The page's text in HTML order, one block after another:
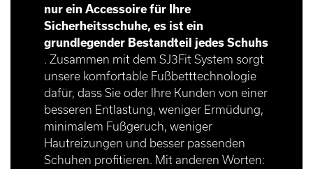
nur ein Accessoire für Ihre
Sicherheitsschuhe, es ist ein
grundlegender Bestandteil jedes Schuhs
. Zusammen mit dem SJ3Fit System sorgt
unsere komfortable Fußbetttechnologie
dafür, dass Sie oder Ihre Kunden von einer
besseren Entlastung, weniger Ermüdung,
minimalem Fußgeruch, weniger
Hautreizungen und besser passenden
Schuhen profitieren. Mit anderen Worten: